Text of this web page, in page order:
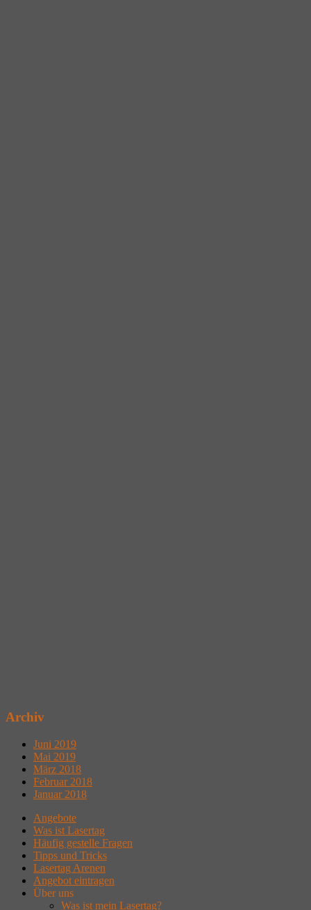
Archiv
Juni 2019
Mai 2019
März 2018
Februar 2018
Januar 2018
Angebote
Was ist Lasertag
Häufig gestelle Fragen
Tipps und Tricks
Lasertag Arenen
Angebot eintragen
Über uns
Was ist mein Lasertag?